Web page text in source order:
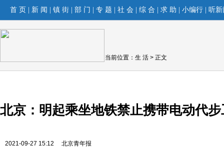
首 页 新 闻 |镇 街 |部 门 |专 题 |社 会 |综 合 |求 助 |小编行 |听新
当前位置： 生 活 > 正文
北京：明起乘坐地铁禁止携带电动代
2021-09-27 15:12 北京青年报